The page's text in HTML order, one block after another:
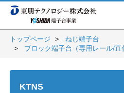
Web商談 ご希望
トップページ
ねじ端子台
ブロック端子台（専用レール/直
KTNS